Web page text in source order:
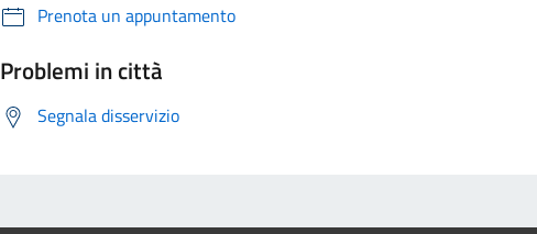
Prenota un appuntamento
Problemi in città
Segnala disservizio